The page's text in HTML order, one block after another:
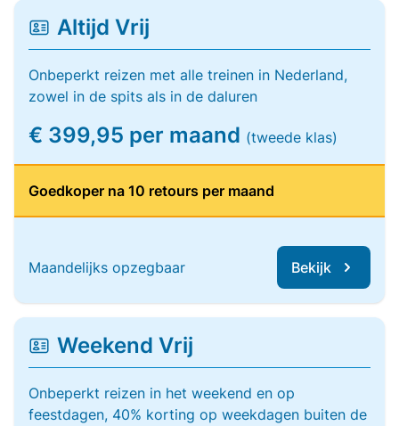
Altijd Vrij
Onbeperkt reizen met alle treinen in Nederland,
zowel in de spits als in de daluren
€ 399,95 per maand (tweede klas)
Goedkoper na 10 retours per maand
Maandelijks opzegbaar Bekijk
Weekend Vrij
Onbeperkt reizen in het weekend en op
feestdagen, 40% korting op weekdagen buiten de